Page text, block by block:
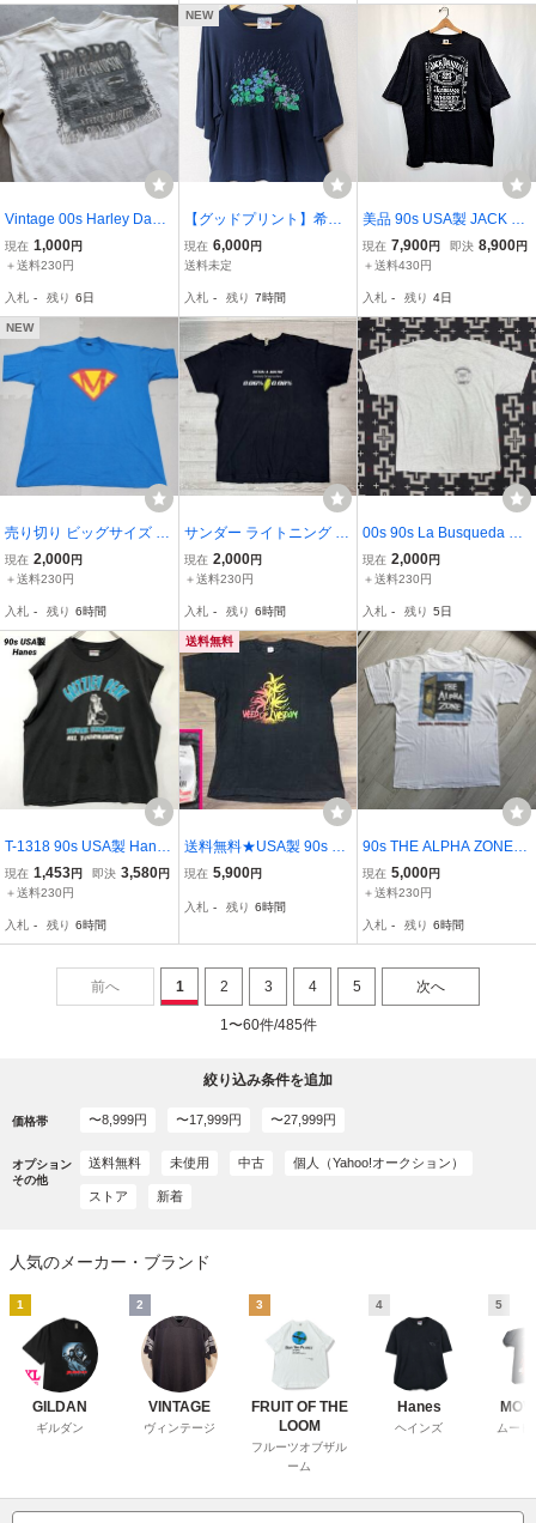
Vintage 00s Harley David
son バックプリント ポケ
ット Tシャツ ヴィンテー
ビッドソン 検 USA製 シ
ングルステッチ
現在 1,000円
＋送料230円
入札 - 残り 6日
NEW
【グッドプリント】希少
90sヴィンテージ tシャツ
シングルステッチ USA製
フラワー flower 公園 リブ
ネイビー
現在 6,000円
送料未定
入札 - 残り 7時間
美品 90s USA製 JACK D
ANIEL'S プリントTシャツ
黒 2XL 3XL 90年代 アメ
ウイスキー 酒T ビンテー
ジ ビッグサイズ
現在 7,900円 即決 8,900円
＋送料430円
入札 - 残り 4日
NEW
売り切り ビッグサイズ 80
s スーパーマン パロディ
半袖Tシャツ XL ブルー B
ム USA製 ヴィンテージ
袖裾シングル
現在 2,000円
＋送料230円
入札 - 残り 6時間
サンダー ライトニング グ
ラフィック Tシャツ XXL
USA製 アメリカ 企業 ロ
テージ ビンテージ vintag
e/90s 00s Y2K
現在 2,000円
＋送料230円
入札 - 残り 6時間
00s 90s La Busqueda De
Cristo Jesus tシャツ vinta
ge ヴィンテージ ジーザス
ストリート 追悼 メモリア
ル
現在 2,000円
＋送料230円
入札 - 残り 5日
T-1318 90s USA製 Hanes
ヘインズ ノースリーブ T
シャツ ソフトボール ベア
テージ USA古着 ビッグシ
現在 1,453円 即決 3,580円
＋送料230円
入札 - 残り 6時間
送料無料
送料無料★USA製 90s ビ
ンテージ WEED Tシャツ
レゲエ ボブマーリー サイ
現在 5,900円
入札 - 残り 6時間
90s THE ALPHA ZONE
パロディ Tシャツ XL 企業
アドバタイズ テック IT Vi
製/Apple MAXELL ディズ
現在 5,000円
＋送料230円
入札 - 残り 6時間
前へ 1 2 3 4 5 次へ
1〜60件/485件
絞り込み条件を追加
価格帯 〜8,999円 〜17,999円 〜27,999円
オプション
その他
送料無料 未使用 中古 個人（Yahoo!オークション）
ストア 新着
人気のメーカー・ブランド
1
GILDAN
ギルダン
2
VINTAGE
ヴィンテージ
3
FRUIT OF THE
LOOM
フルーツオブザル
ーム
4
Hanes
ヘインズ
5
ムー